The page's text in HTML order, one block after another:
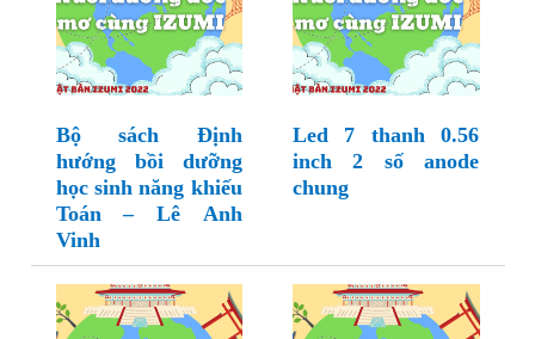
Bộ sách Định
hướng bồi dưỡng
học sinh năng khiếu
Toán – Lê Anh
Vinh
Led 7 thanh 0.56
inch 2 số anode
chung